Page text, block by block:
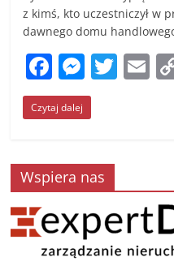
z kimś, kto uczestniczył w
dawnego domu
F
a
c
b
o
o
k
M
e
ss
n
g
er
T
w
E
m
Czytaj dalej
Wspiera nas